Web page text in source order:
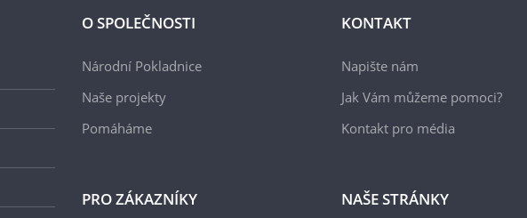
O SPOLEČNOSTI
Národní Pokladnice
Naše projekty
Pomáháme
PRO ZÁKAZNÍKY
KONTAKT
Napište nám
Jak Vám můžeme pomoci?
Kontakt pro média
NAŠE STRÁNKY